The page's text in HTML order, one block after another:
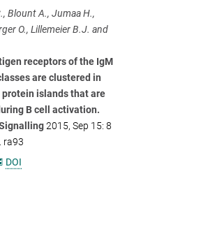
Blount A., Jumaa H.,
O., Lillemeier B.J. and
receptors of the IgM
are clustered in
islands that are
B cell activation.
2015, Sep 15: 8
ra93
DOI